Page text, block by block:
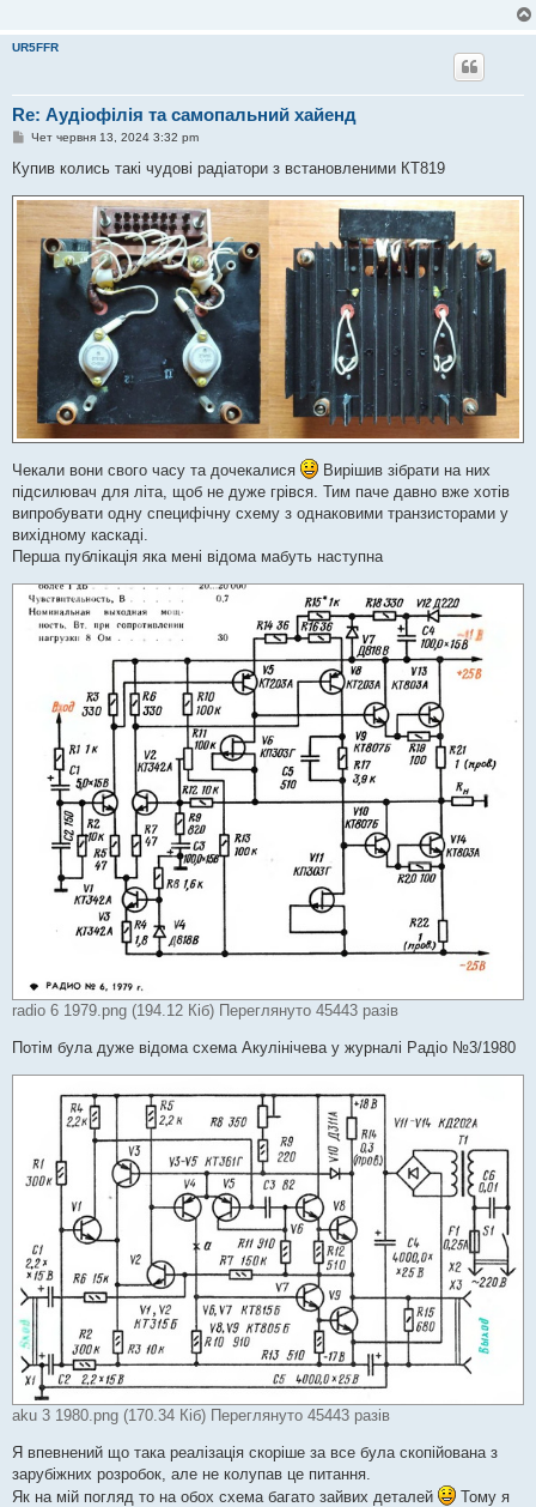
UR5FFR
Re: Аудіофілія та самопальний хайенд
П
в
і
д
о
м
Чет червня 13, 2024 3:32 pm
Купив колись такі чудові радіатори з встановленими КТ819
Чекали вони свого часу та дочекалися
Вирішив зібрати на них
підсилювач для літа, щоб не дуже грівся. Тим паче давно вже хотів
випробувати одну специфічну схему з однаковими транзисторами у
вихідному каскаді.
Перша публікація яка мені відома мабуть наступна
radio 6 1979.png (194.12 Кіб) Переглянуто 45443 разів
Потім була дуже відома схема Акулінічева у журналі Радіо №3/1980
aku 3 1980.png (170.34 Кіб) Переглянуто 45443 разів
Я впевнений що така реалізація скоріше за все була скопійована з
зарубіжних розробок, але не колупав це питання.
Як на мій погляд то на обох схема багато зайвих деталей
Тому я